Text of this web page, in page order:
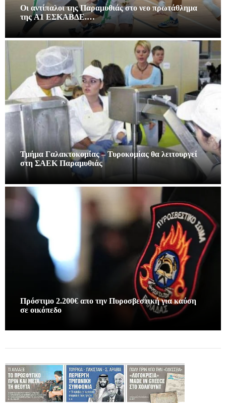
Οι αντίπαλοι της Παραμυθιάς στο νεο πρωτάθλημα
της A1 ΕΣΚΑΒΔΕ.…
Τμήμα Γαλακτοκομίας – Τυροκομίας θα λειτουργεί
στη ΣΑΕΚ Παραμυθιάς
Πρόστιμο 2.200€ απο την Πυροσβεστική για καύση
σε οικόπεδο